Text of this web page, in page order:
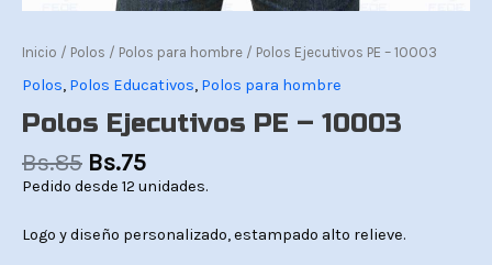
Inicio / Polos / Polos para hombre / Polos Ejecutivos PE – 10003
Polos, Polos Educativos, Polos para hombre
Polos Ejecutivos PE – 10003
Bs.85 Bs.75
Pedido desde 12 unidades.
Logo y diseño personalizado, estampado alto relieve.